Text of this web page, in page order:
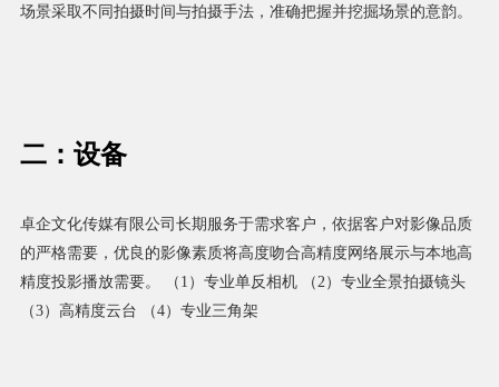
场景采取不同拍摄时间与拍摄手法，准确把握并挖掘场景的意韵。
二：设备
卓企文化传媒有限公司长期服务于需求客户，依据客户对影像品质
的严格需要，优良的影像素质将高度吻合高精度网络展示与本地高
精度投影播放需要。 （1）专业单反相机 （2）专业全景拍摄镜头
（3）高精度云台 （4）专业三角架